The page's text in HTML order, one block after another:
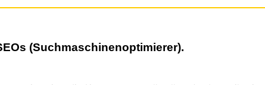
(Suchmaschinenoptimierer).